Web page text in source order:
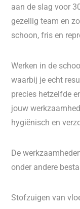
aan de slag voor
gezellig team en
schoon, fris en
Werken in de
waarbij je echt
precies hetzelfde
jouw
hygiënisch en
De
onder andere
Stofzuigen van